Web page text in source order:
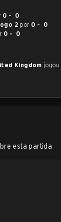
0 - 0
2 por
0 - 0
0 - 0
Kingdom
esta partida